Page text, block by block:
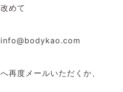
改めて
info@bodykao.com
へ再度メールいただくか、